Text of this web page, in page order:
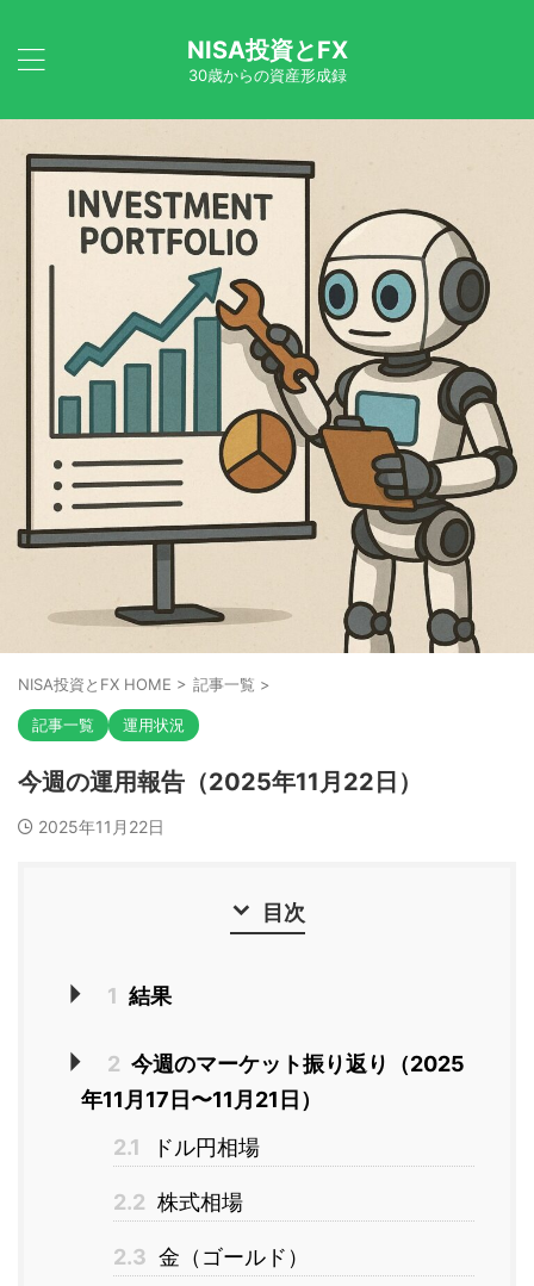
NISA投資とFX
30歳からの資産形成録
NISA投資とFX HOME > 記事一覧 >
記事一覧 運用状況
今週の運用報告（2025年11月22日）
2025年11月22日
目次
1 結果
2 今週のマーケット振り返り（2025
年11月17日〜11月21日）
2.1
ドル円相場
2.2 株式相場
2.3 金（ゴールド）